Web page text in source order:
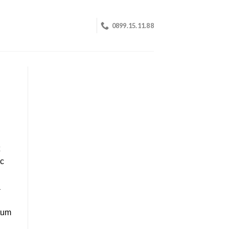
0899.15.11.88